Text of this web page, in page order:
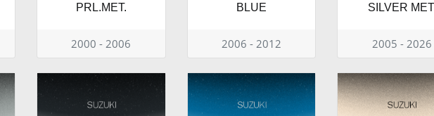
PRL.MET.
2000 - 2006
BLUE
2006 - 2012
SILVER
2005 - 2026